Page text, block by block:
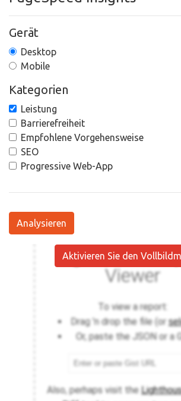
Gerät
Desktop
Mobile
Kategorien
Leistung
Barrierefreiheit
Empfohlene Vorgehensweise
SEO
Progressive Web-App
Analysieren
Aktivieren Sie den